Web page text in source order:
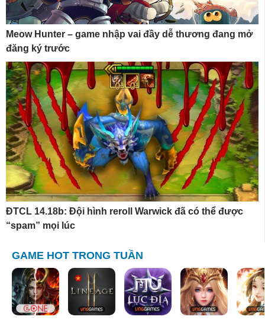
Meow Hunter – game nhập vai đầy dễ thương đang mở
đăng ký trước
ĐTCL 14.18b: Đội hình reroll Warwick đã có thể được
“spam” mọi lúc
GAME HOT TRONG TUẦN